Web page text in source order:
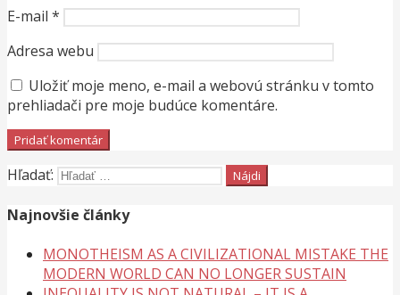
E-mail *
Adresa webu
Uložiť moje meno, e-mail a webovú stránku v tomto
prehliadači pre moje budúce komentáre.
Hľadať:
Najnovšie články
MONOTHEISM AS A CIVILIZATIONAL MISTAKE THE
MODERN WORLD CAN NO LONGER SUSTAIN